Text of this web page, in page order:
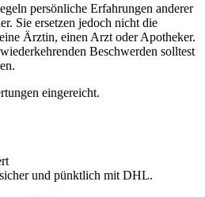
persönliche Erfahrungen anderer
Sie ersetzen jedoch nicht die
Ärztin, einen Arzt oder Apotheker.
Beschwerden solltest
eingereicht.
und pünktlich mit DHL.